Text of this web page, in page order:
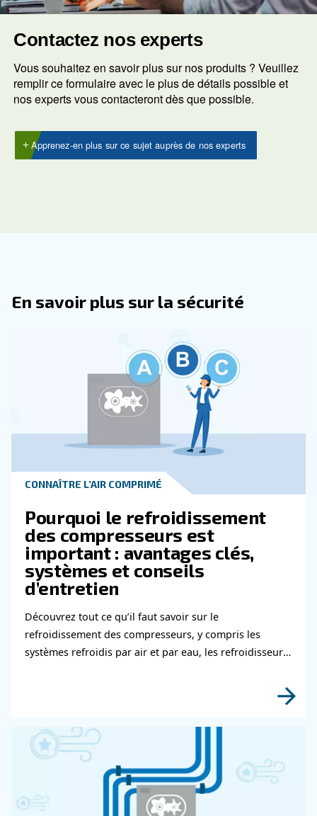
Pourquoi Les Compresseurs D’air
Sont-Ils Essentiels Pour Les
Dentaires ?
Qu’est-Ce Qui Distingue Les
Compresseurs D’air Dentaire
Les compresseurs Mauguière sont dotés d’un
Comment La Technologie
Elle Améliorer Les Performances Des
Compresseurs D’air Dentaire ?
Compte Lors Du Choix D’un
D’air Dentaire ?
Pourquoi Est-Il Important D’investir
Un Compresseur D’air Dentaire De
Qualité ?